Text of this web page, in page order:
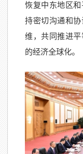
恢复中东地区
持密切沟通和
维，共同推进
的经济全球化。